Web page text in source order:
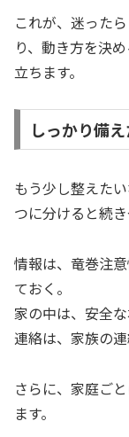
これが、迷った
り、動き方を決
立ちます。
しっかり備
もう少し整えた
つに分けると続き
情報は、竜巻注
ておく。
家の中は、安全
連絡は、家族の
さらに、家庭ご
ます。